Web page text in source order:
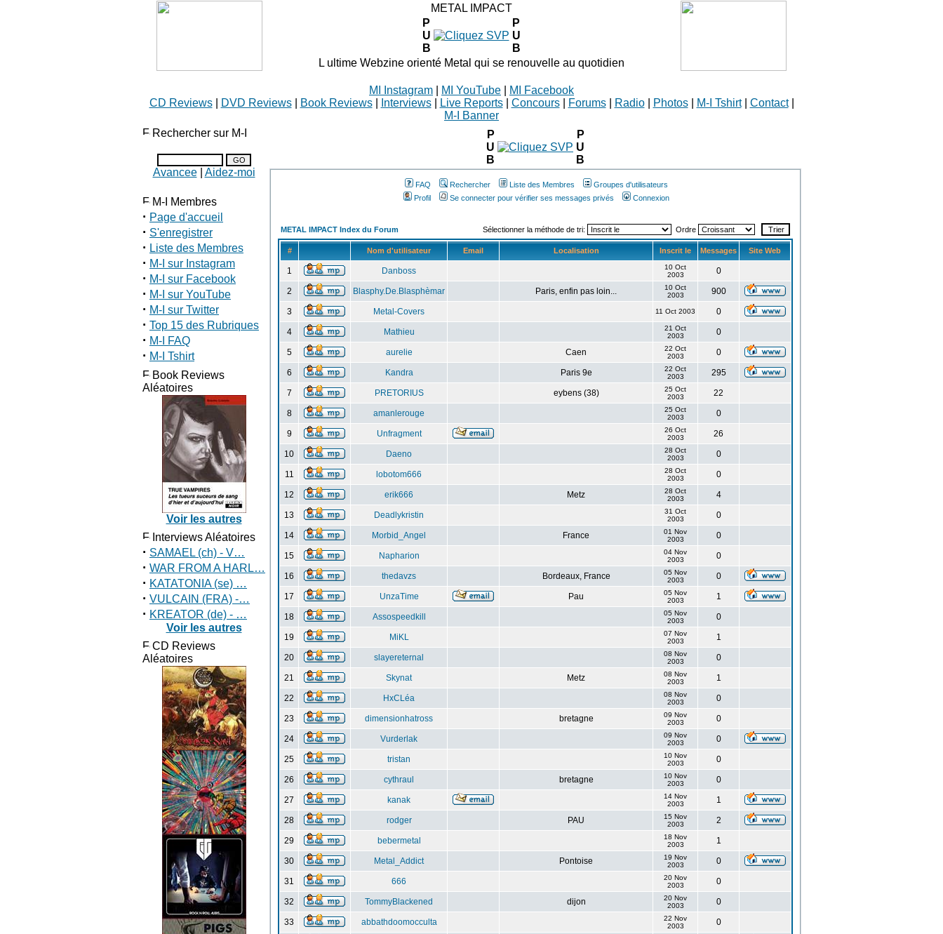
METAL IMPACT
P
U
B
P
U
B
L ultime Webzine orienté Metal qui se renouvelle au quotidien
MI Instagram MI YouTube
MI Facebook
CD Reviews| DVD Reviews| Book Reviews| Interviews| Live Reports| Concours| Forums| Radio| Photos| M-I Tshirt| Contact|
M-I Banner
Rechercher sur M-I
Avancee| Aidez-moi
M-I Membres
· Page d'accueil
· S'enregistrer
· Liste des Membres
· M-I sur Instagram
· M-I sur Facebook
· M-I sur YouTube
· M-I sur Twitter
· Top 15 des Rubriques
· M-I FAQ
· M-I Tshirt
Book Reviews
Aléatoires
Voir les autres
Interviews Aléatoires
· SAMAEL (ch) - V…
· WAR FROM A HARL…
· KATATONIA (se) …
· VULCAIN (FRA) -…
· KREATOR (de) - …
Voir les autres
CD Reviews
Aléatoires
P
U
B
P
U
B
FAQ Rechercher Liste des Membres
Groupes d'utilisateurs
Profil
Se connecter pour vérifier ses messages privés Connexion
METAL IMPACT Index du Forum Sélectionner la méthode de tri: Ordre
# Nom d'utilisateur Email Localisation Inscrit le Messages Site Web
1 Danboss
10 Oct
2003
0
2 Blasphy.De.Blasphèmar Paris, enfin pas loin...
10 Oct
2003
900
3 Metal-Covers 11 Oct 2003 0
4 Mathieu
21 Oct
2003
0
5 aurelie Caen
22 Oct
2003
0
6 Kandra Paris 9e
22 Oct
2003
295
7 PRETORIUS eybens (38)
25 Oct
2003
22
8 amanlerouge
25 Oct
2003
0
9 Unfragment
26 Oct
2003
26
10 Daeno
28 Oct
2003
0
11 lobotom666
28 Oct
2003
0
12 erik666 Metz
28 Oct
2003
4
13 Deadlykristin
31 Oct
2003
0
14 Morbid_Angel France
01 Nov
2003
0
15 Napharion
04 Nov
2003
0
16 thedavzs Bordeaux, France
05 Nov
2003
0
17 UnzaTime Pau
05 Nov
2003
1
18 Assospeedkill
05 Nov
2003
0
19 MiKL
07 Nov
2003
1
20 slayereternal
08 Nov
2003
0
21 Skynat Metz
08 Nov
2003
1
22 HxCLéa
08 Nov
2003
0
23 dimensionhatross bretagne
09 Nov
2003
0
24 Vurderlak
09 Nov
2003
0
25 tristan
10 Nov
2003
0
26 cythraul bretagne
10 Nov
2003
0
27 kanak
14 Nov
2003
1
28 rodger PAU
15 Nov
2003
2
29 bebermetal
18 Nov
2003
1
30 Metal_Addict Pontoise
19 Nov
2003
0
31 666
20 Nov
2003
0
32 TommyBlackened dijon
20 Nov
2003
0
33 abbathdoomocculta
22 Nov
2003
0